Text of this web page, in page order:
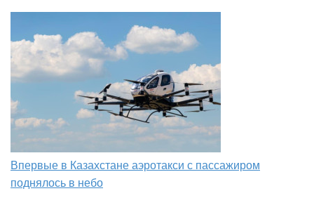
Впервые в Казахстане аэротакси с пассажиром
поднялось в небо